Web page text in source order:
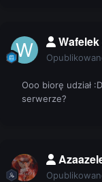
Wafelek
Ooo biorę udział
serwerze?